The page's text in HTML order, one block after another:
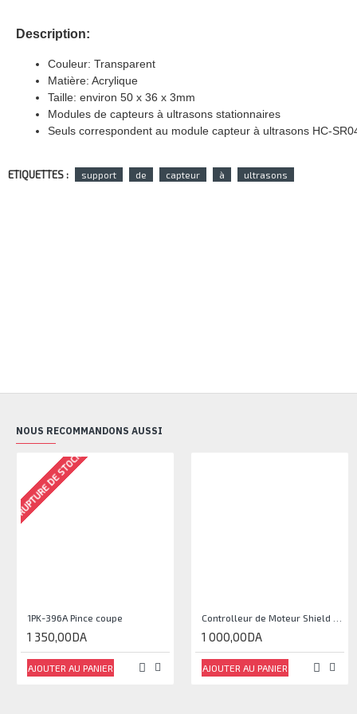
Description:
Couleur: Transparent
Matière: Acrylique
Taille: environ 50 x 36 x 3mm
Modules de capteurs à ultrasons stationnaires
Seuls correspondent au module capteur à ultrasons HC-
ETIQUETTES : support de capteur à ultrasons
NOUS RECOMMANDONS AUSSI
RUPTURE DE STOCK
1PK-396A Pince coupe
1 350,00DA
AJOUTER AU PANIER
1 000,00DA
AJOUTER AU PANIER